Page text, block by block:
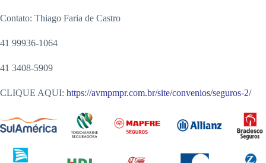
Contato: Thiago Faria de Castro
41 99936-1064
41 3408-5909
CLIQUE AQUI: https://avmpmpr.com.br/site/convenios/seguros-2/